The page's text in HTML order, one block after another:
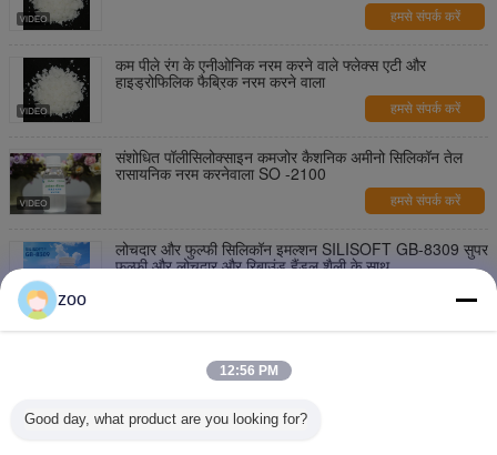
हमसे संपर्क करें
कम पीले रंग के एनीओनिक नरम करने वाले फ्लेक्स एटी और
हाइड्रोफिलिक फैब्रिक नरम करने वाला
हमसे संपर्क करें
संशोधित पॉलीसिलोक्साइन कमजोर कैशनिक अमीनो सिलिकॉन तेल
रासायनिक नरम करनेवाला SO -2100
हमसे संपर्क करें
लोचदार और फुल्फी सिलिकॉन इमल्शन SILISOFT GB-8309 सुपर
फुल्फी और लोचदार और रिबाउंड हैंडल शैली के साथ
उच्च सांद्रता वाला स्लिपरी सिलिकॉन, अच्छी तनुकरण स्थिरता के साथ
ब्लॉक कोपोलिमर कमजोर कैटियनिक अमीनो फंक्शनल सिलिकॉन
zoo
12:56 PM
Good day, what product are you looking for?